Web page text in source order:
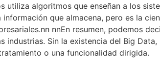
utiliza algoritmos que enseñan a los
que almacena, pero es la
nn nnEn resumen, podemos
industrias. Sin la existencia del Big
o una funcionalidad dirigida.